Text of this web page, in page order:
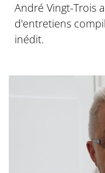
André Vingt-Trois
d'entretiens
inédit.